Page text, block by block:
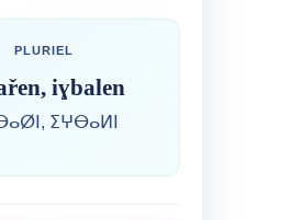
PLURIEL
iɣbalen
ⵉⵖⴱⴰⵍⵏ